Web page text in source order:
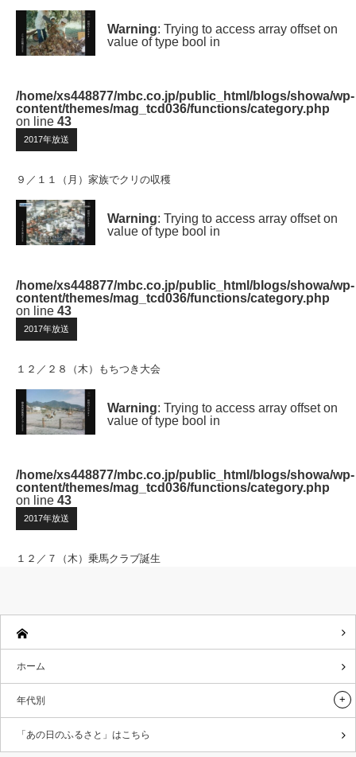
Warning: Trying to access array offset on
value of type bool in
/home/xs448877/mbc.co.jp/public_html/blogs/showa/wp-
content/themes/mag_tcd036/functions/category.php
on line 43
2017年放送
９／１１（月）家族でクリの収穫
Warning: Trying to access array offset on
value of type bool in
/home/xs448877/mbc.co.jp/public_html/blogs/showa/wp-
content/themes/mag_tcd036/functions/category.php
on line 43
2017年放送
１２／２８（木）もちつき大会
Warning: Trying to access array offset on
value of type bool in
/home/xs448877/mbc.co.jp/public_html/blogs/showa/wp-
content/themes/mag_tcd036/functions/category.php
on line 43
2017年放送
１２／７（木）乗馬クラブ誕生
ホーム
年代別
「あの日のふるさと」はこちら